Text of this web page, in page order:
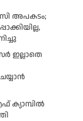
അപകടം;
ഇല്ലാതെ
ക്യാമ്പിൽ